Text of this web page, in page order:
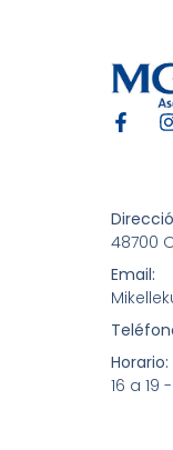
48700
Email:
Horario:
16 a 19